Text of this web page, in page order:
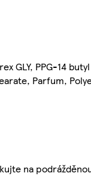
GLY, PPG-14
Parfum,
na